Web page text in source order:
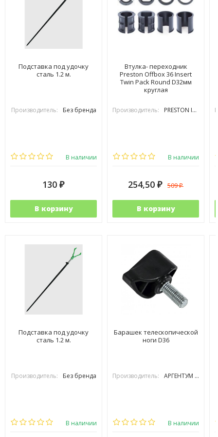
Подставка под удочку
сталь 1.2 м.
Производитель: Без бренда
В наличии
130 ₽
В корзину
Втулка- переходник
Preston Offbox 36 Insert
Twin Pack Round D32мм
круглая
Производитель: PRESTON INOVATIONS
В наличии
254,50 ₽ 509₽
В корзину
Подставка под удочку
сталь 1.2 м.
Производитель: Без бренда
В наличии
Барашек телескопической
ноги D36
Производитель: АРГЕНТУМ FISHING
В наличии